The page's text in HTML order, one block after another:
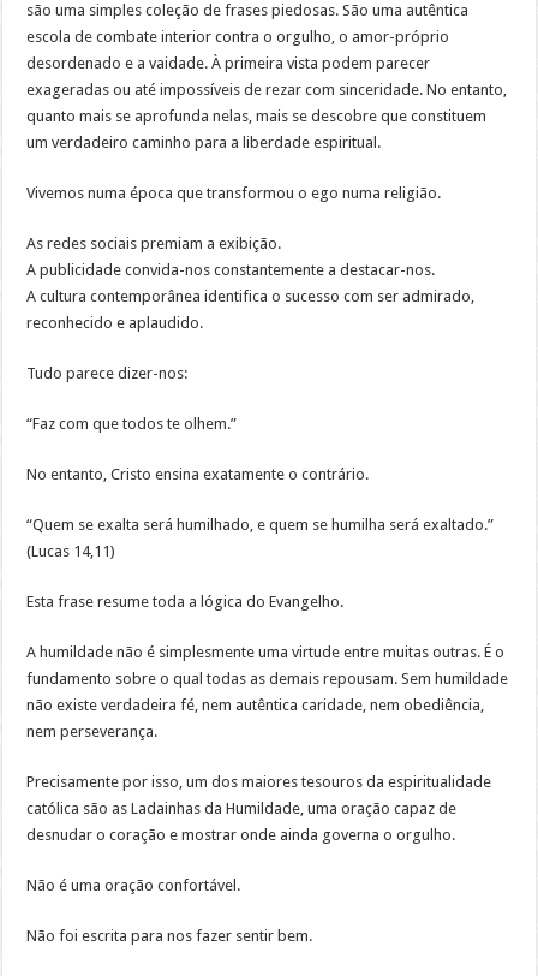
destrói
o
orgulho
e
o
caminho
para
a
santidade
são uma simples coleção de frases piedosas. São uma autêntica
escola de combate interior contra o orgulho, o amor-próprio
desordenado e a vaidade. À primeira vista podem parecer
exageradas ou até impossíveis de rezar com sinceridade. No entanto,
quanto mais se aprofunda nelas, mais se descobre que constituem
um verdadeiro caminho para a liberdade espiritual.
Vivemos numa época que transformou o ego numa religião.
As redes sociais premiam a exibição.
A publicidade convida-nos constantemente a destacar-nos.
A cultura contemporânea identifica o sucesso com ser admirado,
reconhecido e aplaudido.
Tudo parece dizer-nos:
“Faz com que todos te olhem.”
No entanto, Cristo ensina exatamente o contrário.
“Quem se exalta será humilhado, e quem se humilha será exaltado.”
(Lucas 14,11)
Esta frase resume toda a lógica do Evangelho.
A humildade não é simplesmente uma virtude entre muitas outras. É o
fundamento sobre o qual todas as demais repousam. Sem humildade
não existe verdadeira fé, nem autêntica caridade, nem obediência,
nem perseverança.
Precisamente por isso, um dos maiores tesouros da espiritualidade
católica são as Ladainhas da Humildade, uma oração capaz de
desnudar o coração e mostrar onde ainda governa o orgulho.
Não é uma oração confortável.
Não foi escrita para nos fazer sentir bem.